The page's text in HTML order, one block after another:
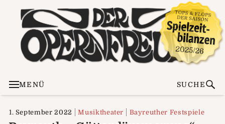
MENÜ SUCHE
1. September 2022 Musiktheater Bayreuther Festspiele